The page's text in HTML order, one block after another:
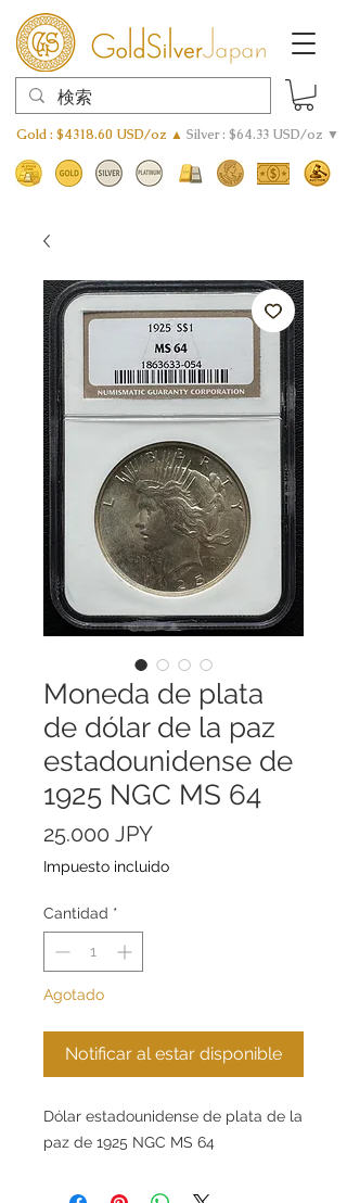
Gold : $4318.60 USD/oz ▲ Silver : $64.33 USD/oz ▼
Moneda de plata
de dólar de la paz
estadounidense de
1925 NGC MS 64
25.000 JPYPrecio
Impuesto incluido
Cantidad *
Agotado
Notificar al estar disponible
Dólar estadounidense de plata de la
paz de 1925 NGC MS 64